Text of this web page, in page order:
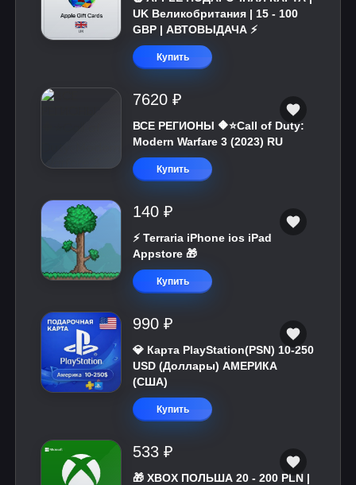
UK Великобритания | 15 - 100
GBP | АВТОВЫДАЧА ⚡️
Купить
7620 ₽
ВСЕ РЕГИОНЫ 🔶⭐Call of Duty:
Modern Warfare 3 (2023) RU
Купить
140 ₽
⚡️ Terraria iPhone ios iPad
Appstore 🎁
Купить
990 ₽
💎 Карта PlayStation(PSN) 10-250
USD (Доллары) АМЕРИКА
(США)
Купить
533 ₽
🎁 XBOX ПОЛЬША 20 - 200 PLN |